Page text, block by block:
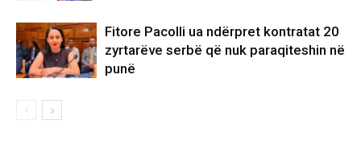
Fitore Pacolli ua ndërpret kontratat 20
zyrtarëve serbë që nuk paraqiteshin në
punë